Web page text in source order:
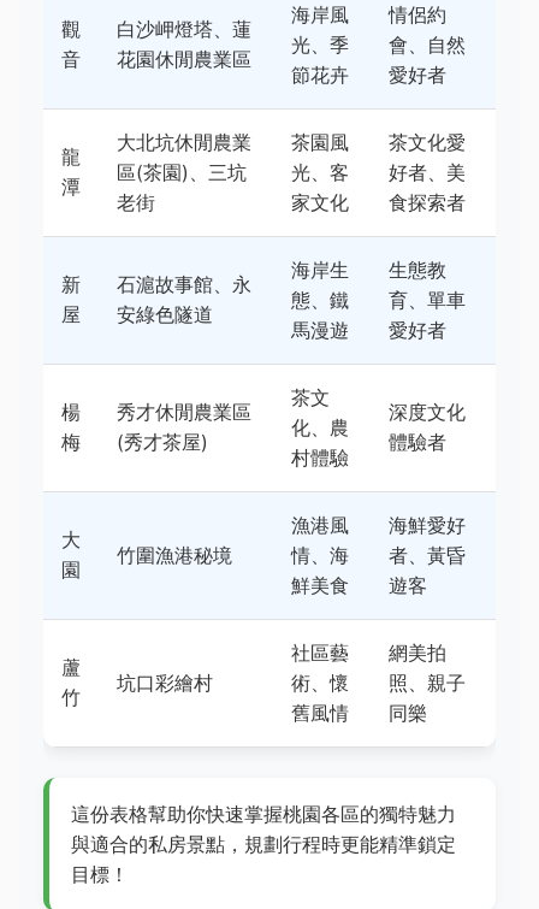
觀
音
白沙岬燈塔、蓮
花園休閒農業區
海岸風
光、季
節花卉
情侶約
會、自然
愛好者
龍
潭
大北坑休閒農業
區(茶園)、三坑
老街
茶園風
光、客
家文化
茶文化愛
好者、美
食探索者
新
屋
石滬故事館、永
安綠色隧道
海岸生
態、鐵
馬漫遊
生態教
育、單車
愛好者
楊
梅
秀才休閒農業區
(秀才茶屋)
茶文
化、農
村體驗
深度文化
體驗者
大
園
竹圍漁港秘境
漁港風
情、海
鮮美食
海鮮愛好
者、黃昏
遊客
蘆
竹
坑口彩繪村
社區藝
術、懷
舊風情
網美拍
照、親子
同樂
這份表格幫助你快速掌握桃園各區的獨特魅力
與適合的私房景點，規劃行程時更能精準鎖定
目標！